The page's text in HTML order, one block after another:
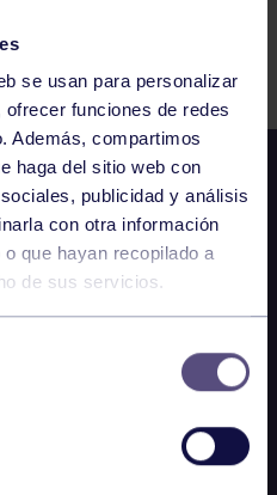
se usan para personalizar
funciones de redes
Además, compartimos
haga del sitio web con
publicidad y análisis
con otra información
que hayan recopilado a
de sus servicios.